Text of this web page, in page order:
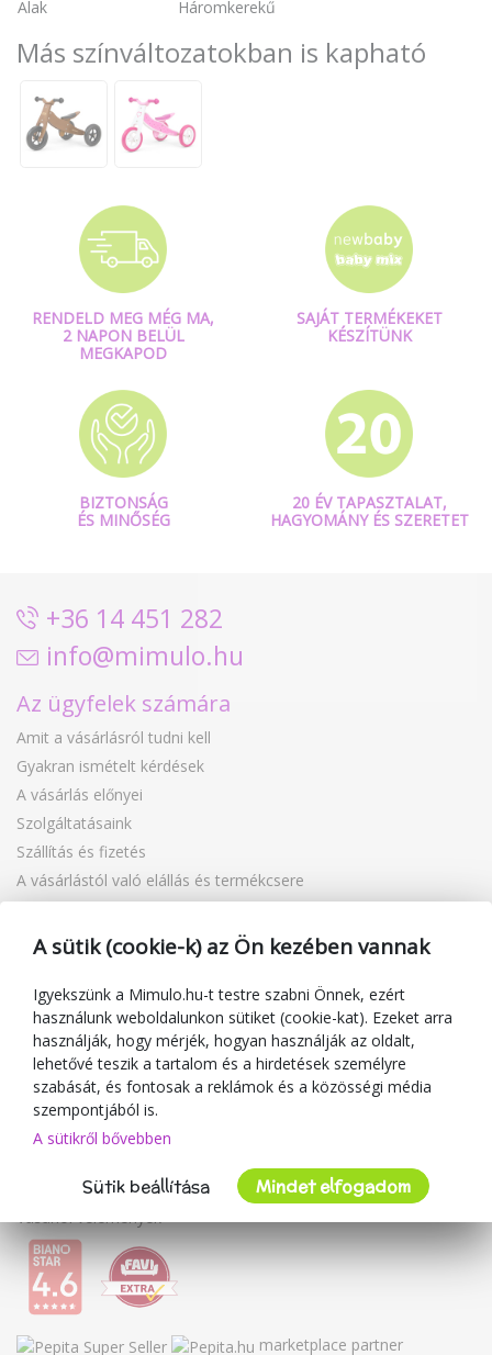
Alak
Háromkerekű
Más színváltozatokban is kapható
RENDELD MEG MÉG MA,
2 NAPON BELÜL
MEGKAPOD
SAJÁT TERMÉKEKET
KÉSZÍTÜNK
BIZTONSÁG
ÉS MINŐSÉG
20 ÉV TAPASZTALAT,
HAGYOMÁNY ÉS SZERETET
+36 14 451 282
info@mimulo.hu
Az ügyfelek számára
Amit a vásárlásról tudni kell
Gyakran ismételt kérdések
A vásárlás előnyei
Szolgáltatásaink
Szállítás és fizetés
A vásárlástól való elállás és termékcsere
Reklamáció
Ajándékutalványok
Blog
A kereskedőről
Mimulo.hu
Felhasználási feltételek
Adatvédelmi irányelvek
Együttműködés
Vásárlói vélemények
marketplace partner
A sütik (cookie-k) az Ön kezében vannak
Igyekszünk a Mimulo.hu-t testre szabni Önnek, ezért
használunk weboldalunkon sütiket (cookie-kat). Ezeket arra
használják, hogy mérjék, hogyan használják az oldalt,
lehetővé teszik a tartalom és a hirdetések személyre
szabását, és fontosak a reklámok és a közösségi média
szempontjából is.
A sütikről bővebben
Sütik beállítása Mindet elfogadom